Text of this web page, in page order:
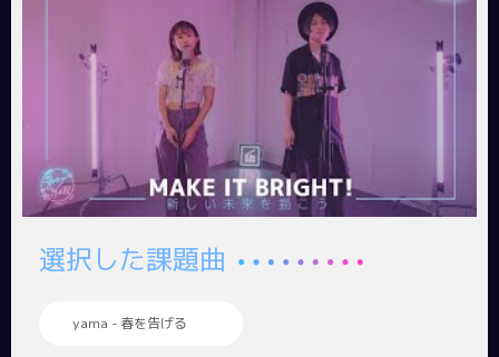
選択した課題曲
yama - 春を告げる